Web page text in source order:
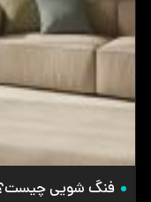
فنگ شویی چیست؟